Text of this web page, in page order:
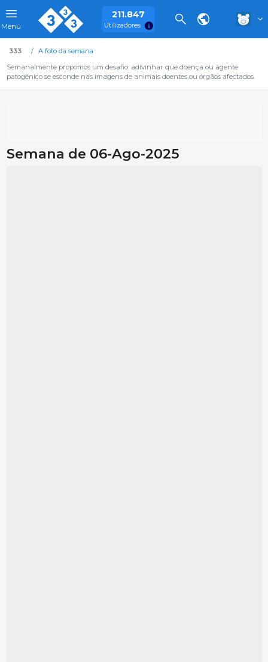
Menú
211.847
Utilizadores
333
A foto da semana
Semanalmente propomos um desafio: adivinhar que doença ou agente
patogénico se esconde nas imagens de animais doentes ou órgãos afectados.
Semana de 06-Ago-2025